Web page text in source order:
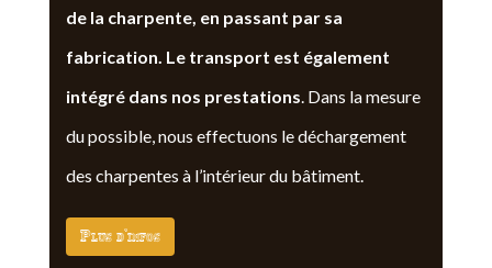
de la charpente, en passant par sa
fabrication. Le transport est également
intégré dans nos prestations. Dans la mesure
du possible, nous effectuons le déchargement
des charpentes à l’intérieur du bâtiment.
Plus d'infos